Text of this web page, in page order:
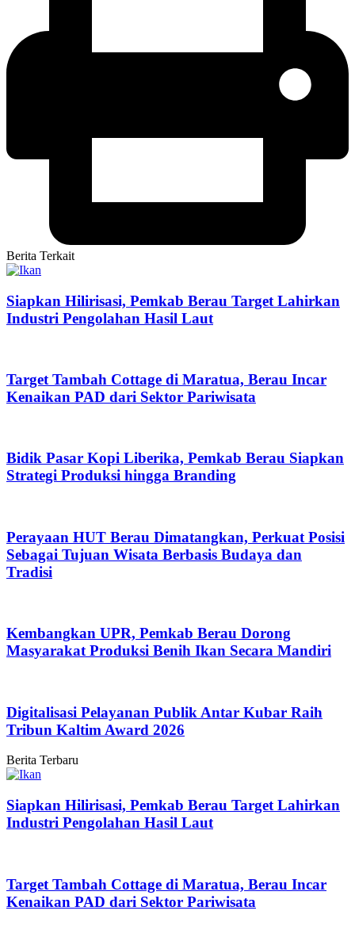
Berita Terkait
Siapkan Hilirisasi, Pemkab Berau Target Lahirkan
Industri Pengolahan Hasil Laut
Target Tambah Cottage di Maratua, Berau Incar
Kenaikan PAD dari Sektor Pariwisata
Bidik Pasar Kopi Liberika, Pemkab Berau Siapkan
Strategi Produksi hingga Branding
Perayaan HUT Berau Dimatangkan, Perkuat Posisi
Sebagai Tujuan Wisata Berbasis Budaya dan
Tradisi
Kembangkan UPR, Pemkab Berau Dorong
Masyarakat Produksi Benih Ikan Secara Mandiri
Digitalisasi Pelayanan Publik Antar Kubar Raih
Tribun Kaltim Award 2026
Berita Terbaru
Siapkan Hilirisasi, Pemkab Berau Target Lahirkan
Industri Pengolahan Hasil Laut
Target Tambah Cottage di Maratua, Berau Incar
Kenaikan PAD dari Sektor Pariwisata